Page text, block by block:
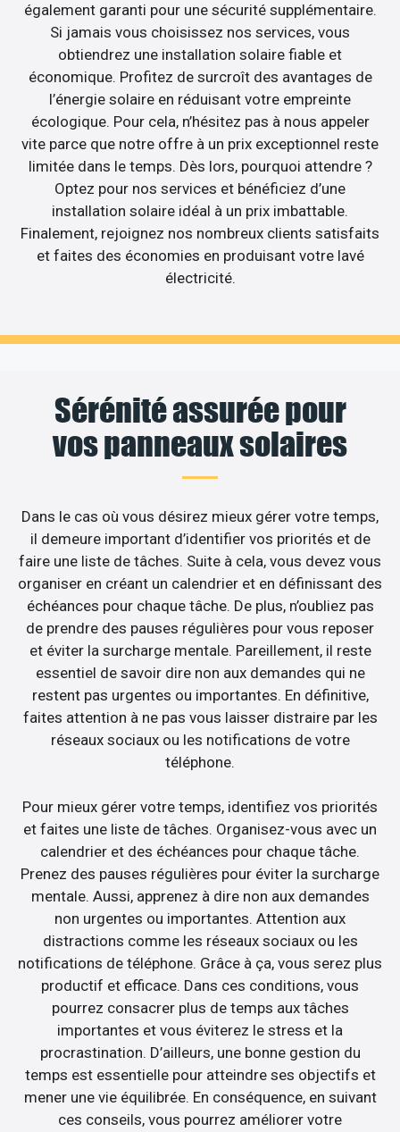
également garanti pour une sécurité supplémentaire.
Si jamais vous choisissez nos services, vous
obtiendrez une installation solaire fiable et
économique. Profitez de surcroît des avantages de
l’énergie solaire en réduisant votre empreinte
écologique. Pour cela, n’hésitez pas à nous appeler
vite parce que notre offre à un prix exceptionnel reste
limitée dans le temps. Dès lors, pourquoi attendre ?
Optez pour nos services et bénéficiez d’une
installation solaire idéal à un prix imbattable.
Finalement, rejoignez nos nombreux clients satisfaits
et faites des économies en produisant votre lavé
électricité.
Sérénité assurée pour
vos panneaux solaires
Dans le cas où vous désirez mieux gérer votre temps,
il demeure important d’identifier vos priorités et de
faire une liste de tâches. Suite à cela, vous devez vous
organiser en créant un calendrier et en définissant des
échéances pour chaque tâche. De plus, n’oubliez pas
de prendre des pauses régulières pour vous reposer
et éviter la surcharge mentale. Pareillement, il reste
essentiel de savoir dire non aux demandes qui ne
restent pas urgentes ou importantes. En définitive,
faites attention à ne pas vous laisser distraire par les
réseaux sociaux ou les notifications de votre
téléphone.
Pour mieux gérer votre temps, identifiez vos priorités
et faites une liste de tâches. Organisez-vous avec un
calendrier et des échéances pour chaque tâche.
Prenez des pauses régulières pour éviter la surcharge
mentale. Aussi, apprenez à dire non aux demandes
non urgentes ou importantes. Attention aux
distractions comme les réseaux sociaux ou les
notifications de téléphone. Grâce à ça, vous serez plus
productif et efficace. Dans ces conditions, vous
pourrez consacrer plus de temps aux tâches
importantes et vous éviterez le stress et la
procrastination. D’ailleurs, une bonne gestion du
temps est essentielle pour atteindre ses objectifs et
mener une vie équilibrée. En conséquence, en suivant
ces conseils, vous pourrez améliorer votre